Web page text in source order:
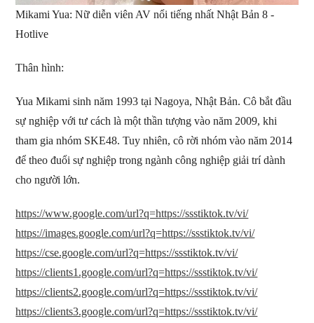
Mikami Yua: Nữ diễn viên AV nổi tiếng nhất Nhật Bản 8 -
Hotlive
Thân hình:
Yua Mikami sinh năm 1993 tại Nagoya, Nhật Bản. Cô bắt đầu
sự nghiệp với tư cách là một thần tượng vào năm 2009, khi
tham gia nhóm SKE48. Tuy nhiên, cô rời nhóm vào năm 2014
để theo đuổi sự nghiệp trong ngành công nghiệp giải trí dành
cho người lớn.
https://www.google.com/url?q=https://ssstiktok.tv/vi/
https://images.google.com/url?q=https://ssstiktok.tv/vi/
https://cse.google.com/url?q=https://ssstiktok.tv/vi/
https://clients1.google.com/url?q=https://ssstiktok.tv/vi/
https://clients2.google.com/url?q=https://ssstiktok.tv/vi/
https://clients3.google.com/url?q=https://ssstiktok.tv/vi/